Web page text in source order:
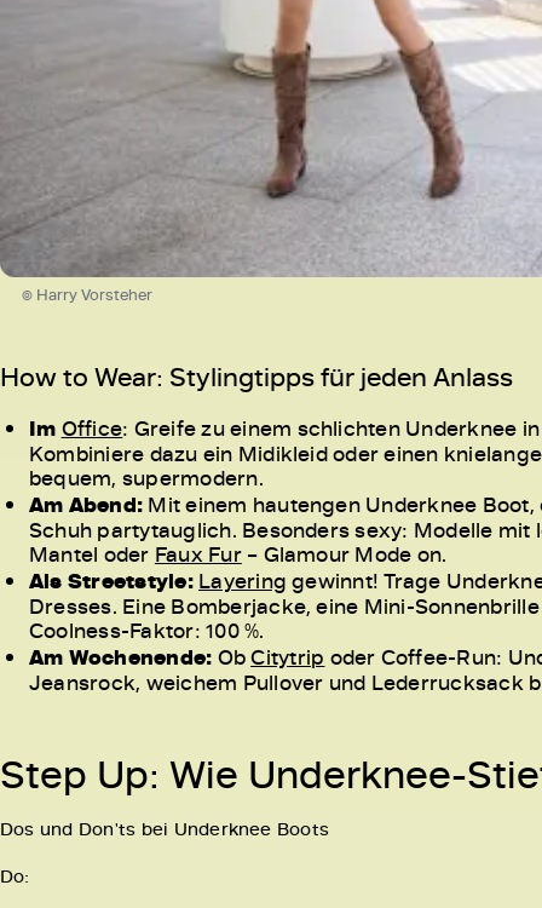
© Harry Vorsteher
How to Wear: Stylingtipps für jeden Anlass
Im Office: Greife zu einem schlichten Underknee
Kombiniere dazu ein Midikleid oder einen
bequem, supermodern.
Am Abend: Mit einem hautengen Underknee
Schuh partytauglich. Besonders sexy: Modelle
Mantel oder Faux Fur– Glamour Mode on.
Als Streetstyle: Layering gewinnt! Trage
Dresses. Eine Bomberjacke, eine Mini-
Coolness-Faktor: 100 %.
Am Wochenende: ObCitytrip oder Coffee-Run:
Jeansrock, weichem Pullover und Lederrucksack
Step Up: Wie Underknee-
Dos und Don'ts bei Underknee Boots
Do: